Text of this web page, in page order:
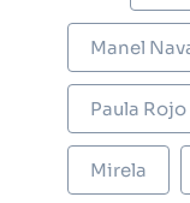
Manel
Paula Rojo
Mirela